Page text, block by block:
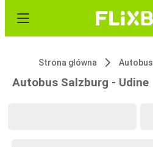
Strona główna Autobus
Autobus Salzburg - Udine